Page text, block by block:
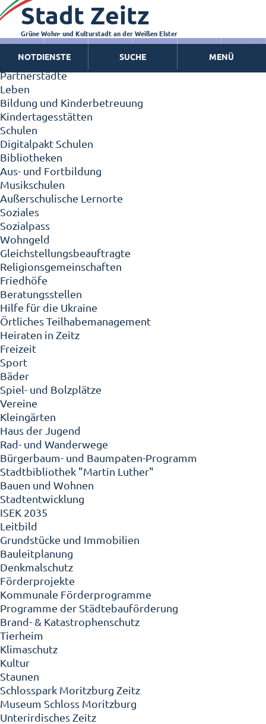
Zeitz - Die Kleinstadt
Willkommen in Zeitz!
Interview mit Oberbürgermeister Christian Thieme
Zeitz - Stadt der Zukunft
Ortschaften
Partnerstädte
Leben
Bildung und Kinderbetreuung
Kindertagesstätten
Schulen
Digitalpakt Schulen
Bibliotheken
Aus- und Fortbildung
Musikschulen
Außerschulische Lernorte
Soziales
Sozialpass
Wohngeld
Gleichstellungsbeauftragte
Religionsgemeinschaften
Friedhöfe
Beratungsstellen
Hilfe für die Ukraine
Örtliches Teilhabemanagement
Heiraten in Zeitz
Freizeit
Sport
Bäder
Spiel- und Bolzplätze
Vereine
Kleingärten
Haus der Jugend
Rad- und Wanderwege
Bürgerbaum- und Baumpaten-Programm
Stadtbibliothek "Martin Luther"
Bauen und Wohnen
Stadtentwicklung
ISEK 2035
Leitbild
Grundstücke und Immobilien
Bauleitplanung
Denkmalschutz
Förderprojekte
Kommunale Förderprogramme
Programme der Städtebauförderung
Brand- & Katastrophenschutz
Tierheim
Klimaschutz
Kultur
Staunen
Schlosspark Moritzburg Zeitz
Museum Schloss Moritzburg
Unterirdisches Zeitz
Stadt Zeitz
Grüne Wohn- und Kulturstadt an der Weißen Elster
NOTDIENSTE SUCHE MENÜ